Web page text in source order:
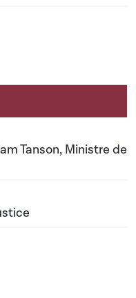
Tanson, Ministre de